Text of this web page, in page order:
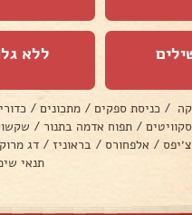
ללא
/ כניסת ספקים / מתכונים /
/ תפוח אדמה בתנור /
/ אלפחורס / בראוניז / דג
תנאי